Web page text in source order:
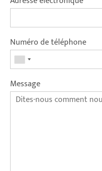
Numéro de téléphone
Message